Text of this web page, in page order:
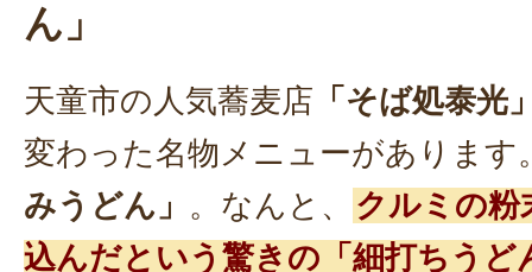
ん」
天童市の人気蕎麦店 「そば処泰光
変わった名物メニューがあります
みうどん」 。なんと、
クルミの粉
込んだという驚きの「細打ちうど